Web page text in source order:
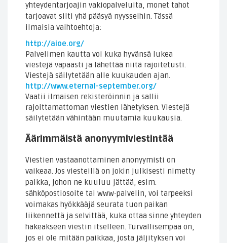
yhteydentarjoajin vakiopalveluita, monet tahot
tarjoavat silti yhä pääsyä nyysseihin. Tässä
ilmaisia vaihtoehtoja:
http://aioe.org/
Palvelimen kautta voi kuka hyvänsä lukea
viestejä vapaasti ja lähettää niitä rajoitetusti.
Viestejä säilytetään alle kuukauden ajan.
http://www.eternal-september.org/
Vaatii ilmaisen rekisteröinnin ja sallii
rajoittamattoman viestien lähetyksen. Viestejä
säilytetään vähintään muutamia kuukausia.
Äärimmäistä anonyymiviestintää
Viestien vastaanottaminen anonyymisti on
vaikeaa. Jos viesteillä on jokin julkisesti nimetty
paikka, johon ne kuuluu jättää, esim.
sähköpostiosoite tai www-palvelin, voi tarpeeksi
voimakas hyökkääjä seurata tuon paikan
liikennettä ja selvittää, kuka ottaa sinne yhteyden
hakeakseen viestin itselleen. Turvallisempaa on,
jos ei ole mitään paikkaa, josta jäljityksen voi